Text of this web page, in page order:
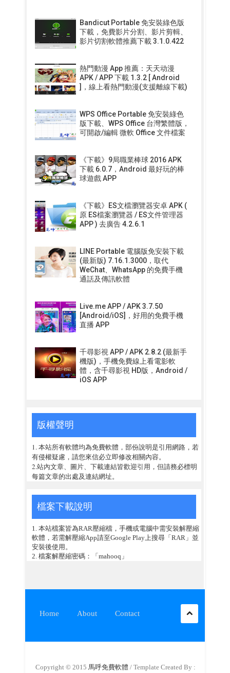
Bandicut Portable 免安裝綠色版
下載，免費影片分割、影片剪輯、
影片切割軟體推薦下載 3.1.0.422
熱門動漫 App 推薦：天天动漫
APK / APP 下載 1.3.2 [ Android
]，線上看熱門動漫(支援離線下載)
WPS Office Portable 免安裝綠色
版下載、WPS Office 台灣繁體版，
可開啟/編輯 微軟 Office 文件檔案
《下載》9局職業棒球 2016 APK
下載 6.0.7，Android 最好玩的棒
球遊戲 APP
《下載》ES文檔瀏覽器安卓 APK (
原 ES檔案瀏覽器 / ES文件管理器
APP ) 去廣告 4.2.6.1
LINE Portable 電腦版免安裝下載
(最新版) 7.16.1.3000，取代
WeChat、WhatsApp 的免費手機
通話及傳訊軟體
Live.me APP / APK 3.7.50
[Android/iOS]，好用的免費手機
直播 APP
千尋影視 APP / APK 2.8.2 (最新手
機版)，手機免費線上看電影軟
體，含千尋影視 HD版，Android /
iOS APP
版權聲明
1. 本站所有軟體均為免費軟體，部份說明是引用網路，若
有侵權疑慮，請您來信必立即修改相關內容。
2.站內文章、圖片、下載連結皆歡迎引用，但請務必標明
每篇文章的出處及連結網址。
檔案下載說明
1. 本站檔案皆為RAR壓縮檔，手機或電腦中需安裝解壓縮
軟體，若需解壓縮App請至Google Play上搜尋「RAR」並
安裝後使用。
2. 檔案解壓縮密碼：「mahooq」
Home About Contact
Copyright © 2015 馬呼免費軟體 / Template Created By :